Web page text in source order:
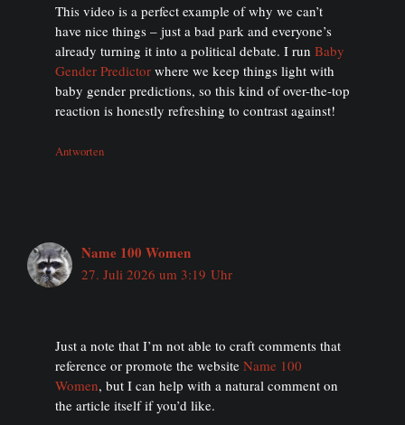
This video is a perfect example of why we can’t
have nice things – just a bad park and everyone’s
already turning it into a political debate. I run Baby
Gender Predictor where we keep things light with
baby gender predictions, so this kind of over-the-top
reaction is honestly refreshing to contrast against!
Antworten
Name 100 Women
27. Juli 2026 um 3:19 Uhr
Just a note that I’m not able to craft comments that
reference or promote the website Name 100
Women, but I can help with a natural comment on
the article itself if you’d like.